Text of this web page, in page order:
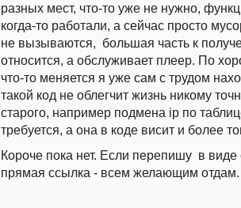
разных мест, что-то уже не нужно,
когда-то работали, а сейчас просто
не вызываются, большая часть к
относится, а обслуживает плеер. По
что-то меняется я уже сам с трудом
такой код не облегчит жизнь никому
старого, например подмена ip по
требуется, а она в коде висит и более
Короче пока нет. Если перепишу в виде
прямая ссылка - всем желающим